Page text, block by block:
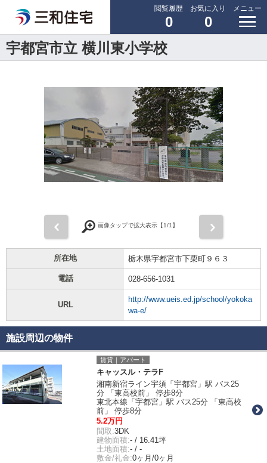
閲覧履歴
0
お気に入り
0
メニュー
宇都宮市立 横川東小学校
画像タップで拡大表示【1/1】
所在地 栃木県宇都宮市下栗町９６３
電話 028-656-1031
URL
http://www.ueis.ed.jp/school/yokoka
wa-e/
施設周辺の物件
賃貸｜アパート
キャッスル・テラF
湘南新宿ライン宇須「宇都宮」駅 バス25
分 「東高校前」 停歩8分
東北本線「宇都宮」駅 バス25分 「東高校
前」 停歩8分
5.2万円
間取:3DK
建物面積:- / 16.41坪
土地面積:- / -
敷金/礼金:0ヶ月/0ヶ月